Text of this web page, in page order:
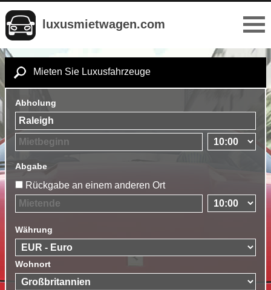
luxusmietwagen.com
Mieten Sie Luxusfahrzeuge
Abholung
Abgabe
Rückgabe an einem anderen Ort
Währung
Wohnort